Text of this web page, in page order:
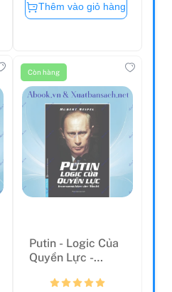
Thêm vào giỏ hàng
Còn hàng
Putin - Logic Của
Quyền Lực -
Putin:
Innenansichte...